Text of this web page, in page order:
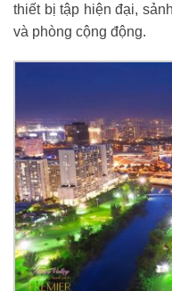
thiết bị tập hiện đại,
và phòng cộng động.